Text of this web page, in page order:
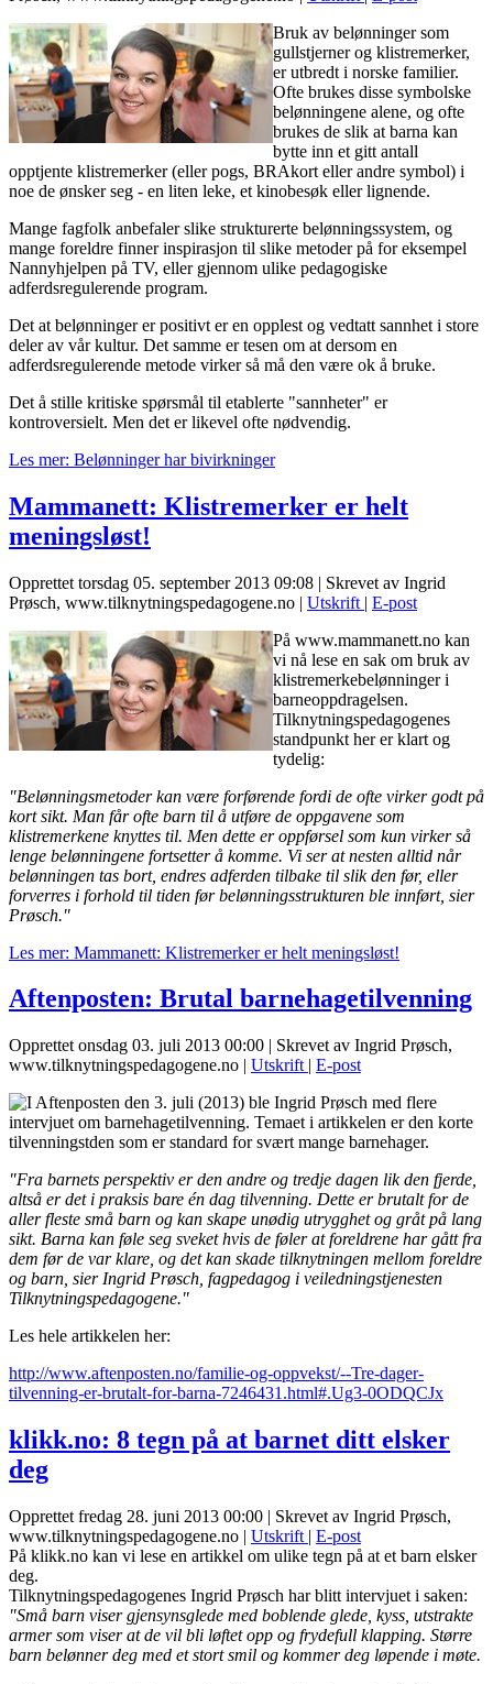
Bruk av belønninger som
gullstjerner og klistremerker,
er utbredt i norske familier.
Ofte brukes disse symbolske
belønningene alene, og ofte
brukes de slik at barna kan
bytte inn et gitt antall
opptjente klistremerker (eller pogs, BRAkort eller andre symbol) i
noe de ønsker seg - en liten leke, et kinobesøk eller lignende.
Mange fagfolk anbefaler slike strukturerte belønningssystem, og
mange foreldre finner inspirasjon til slike metoder på for eksempel
Nannyhjelpen på TV, eller gjennom ulike pedagogiske
adferdsregulerende program.
Det at belønninger er positivt er en opplest og vedtatt sannhet i store
deler av vår kultur. Det samme er tesen om at dersom en
adferdsregulerende metode virker så må den være ok å bruke.
Det å stille kritiske spørsmål til etablerte "sannheter" er
kontroversielt. Men det er likevel ofte nødvendig.
Les mer: Belønninger har bivirkninger
Mammanett: Klistremerker er helt
meningsløst!
Opprettet torsdag 05. september 2013 09:08 | Skrevet av Ingrid
Prøsch, www.tilknytningspedagogene.no | Utskrift | E-post
På www.mammanett.no kan
vi nå lese en sak om bruk av
klistremerkebelønninger i
barneoppdragelsen.
Tilknytningspedagogenes
standpunkt her er klart og
tydelig:
"Belønningsmetoder kan være forførende fordi de ofte virker godt på
kort sikt. Man får ofte barn til å utføre de oppgavene som
klistremerkene knyttes til. Men dette er oppførsel som kun virker så
lenge belønningene fortsetter å komme. Vi ser at nesten alltid når
belønningen tas bort, endres adferden tilbake til slik den før, eller
forverres i forhold til tiden før belønningsstrukturen ble innført, sier
Prøsch."
Les mer: Mammanett: Klistremerker er helt meningsløst!
Aftenposten: Brutal barnehagetilvenning
Opprettet onsdag 03. juli 2013 00:00 | Skrevet av Ingrid Prøsch,
www.tilknytningspedagogene.no | Utskrift | E-post
I Aftenposten den 3. juli (2013) ble Ingrid Prøsch med flere
intervjuet om barnehagetilvenning. Temaet i artikkelen er den korte
tilvenningstden som er standard for svært mange barnehager.
"Fra barnets perspektiv er den andre og tredje dagen lik den fjerde,
altså er det i praksis bare én dag tilvenning. Dette er brutalt for de
aller fleste små barn og kan skape unødig utrygghet og gråt på lang
sikt. Barna kan føle seg sveket hvis de føler at foreldrene har gått fra
dem før de var klare, og det kan skade tilknytningen mellom foreldre
og barn, sier Ingrid Prøsch, fagpedagog i veiledningstjenesten
Tilknytningspedagogene."
Les hele artikkelen her:
http://www.aftenposten.no/familie-og-oppvekst/--Tre-dager-
tilvenning-er-brutalt-for-barna-7246431.html#.Ug3-0ODQCJx
klikk.no: 8 tegn på at barnet ditt elsker
deg
Opprettet fredag 28. juni 2013 00:00 | Skrevet av Ingrid Prøsch,
www.tilknytningspedagogene.no | Utskrift | E-post
På klikk.no kan vi lese en artikkel om ulike tegn på at et barn elsker
deg.
Tilknytningspedagogenes Ingrid Prøsch har blitt intervjuet i saken:
"Små barn viser gjensynsglede med boblende glede, kyss, utstrakte
armer som viser at de vil bli løftet opp og frydefull klapping. Større
barn belønner deg med et stort smil og kommer deg løpende i møte.